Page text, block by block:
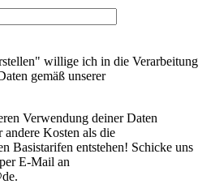
willige ich in die Verarbeitung
gemäß unserer
Verwendung deiner Daten
andere Kosten als die
Basistarifen entstehen! Schicke uns
E-Mail an
.